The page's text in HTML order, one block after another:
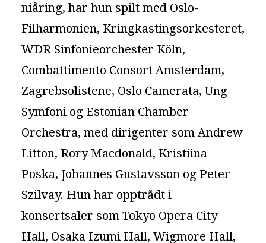
niåring, har hun spilt med Oslo-
Filharmonien, Kringkastingsorkesteret,
WDR Sinfonieorchester Köln,
Combattimento Consort Amsterdam,
Zagrebsolistene, Oslo Camerata, Ung
Symfoni og Estonian Chamber
Orchestra, med dirigenter som Andrew
Litton, Rory Macdonald, Kristiina
Poska, Johannes Gustavsson og Peter
Szilvay. Hun har opptrådt i
konsertsaler som Tokyo Opera City
Hall, Osaka Izumi Hall, Wigmore Hall,